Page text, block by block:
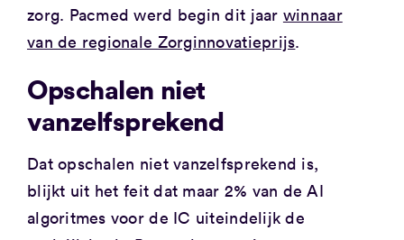
zorg. Pacmed werd begin dit jaar winnaar
van de regionale Zorginnovatieprijs.
Opschalen niet
vanzelfsprekend
Dat opschalen niet vanzelfsprekend is,
blijkt uit het feit dat maar 2% van de AI
algoritmes voor de IC uiteindelijk de